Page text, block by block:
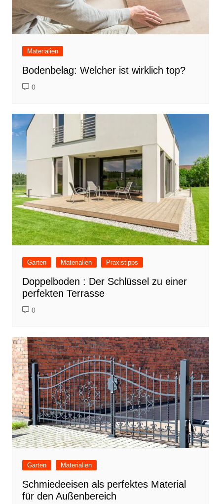
Materialien
Bodenbelag: Welcher ist wirklich top?
0
Garten Materialien Praxistipps
Doppelboden : Der Schlüssel zu einer
perfekten Terrasse
0
Garten Materialien
Schmiedeeisen als perfektes Material
für den Außenbereich